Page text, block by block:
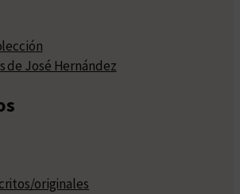
de José Hernández
originales